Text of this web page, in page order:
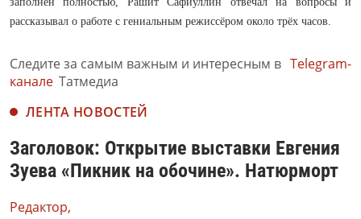
рассказывал о работе с гениальным режиссёром около трёх часов.
Следите за самым важным и интересным в Telegram-
канале Татмедиа
ЛЕНТА НОВОСТЕЙ
Заголовок: Открытие выставки Евгения
Зуева «Пикник на обочине». Натюрморт
Редактор,